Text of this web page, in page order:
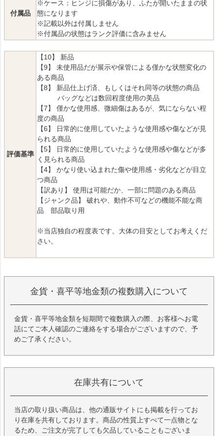
付属品
※ケース：ヒンジに損傷があり、ふたが開いたままの状
態になります
※記載以外は付属しません
※付属品の状態はランク評価に含みません
評価基準
【10】 新品
【9】 未使用品だが展示や保管による僅かな状態変化の
ある商品
【8】 新品仕上げ済、もしくはそれ同等の状態の商品
バッグなどは数回程度使用の美品
【7】 僅かな使用感、微細傷はあるが、気にならない程
度の商品
【6】 日常的に使用していたような使用感や傷などが見
られる商品
【5】 日常的に使用していたような使用感や傷などが多
く見られる商品
【4】 かなり使い込まれた傷や使用感・劣化などが目立
つ商品
【訳あり】 使用は可能だか、一部に問題のある商品
【ジャンク品】 破れや、動作不可などの機能不能な商
品 部品取り用
※当店独自の程度表です。大体の目安としてお考えくだ
さい。
金貨・喜平等地金類の複数購入について
金貨・喜平等地金類を短期間で複数購入の際、お客様へお電
話にてご本人確認のご連絡をする場合がございますので、予
めご了承ください。
在庫共有について
当店の取り扱い商品は、他の通販サイトにも掲載を行ってお
り在庫を共有しております。商品の性質上すべて一点物とな
るため、ご注文が完了しても欠品していることもございま